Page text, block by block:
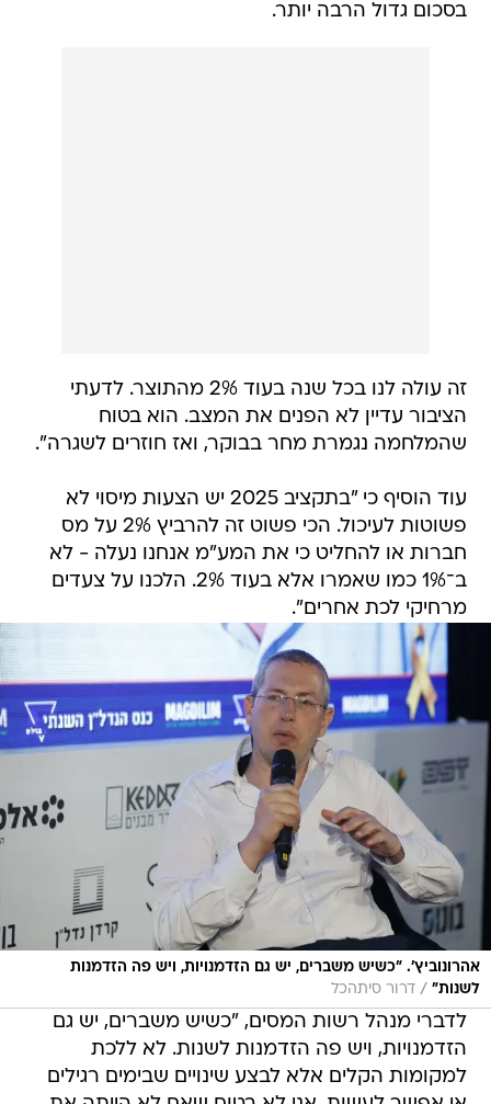
בסכום גדול הרבה יותר.
זה עולה לנו בכל שנה בעוד 2% מהתוצר. לדעתי
הציבור עדיין לא הפנים את המצב. הוא בטוח
שהמלחמה נגמרת מחר בבוקר, ואז חוזרים לשגרה".
עוד הוסיף כי "בתקציב 2025 יש הצעות מיסוי לא
פשוטות לעיכול. הכי פשוט זה להרביץ 2% על מס
חברות או להחליט כי את המע"מ אנחנו נעלה - לא
ב־1% כמו שאמרו אלא בעוד 2%. הלכנו על צעדים
מרחיקי לכת אחרים".
אהרונוביץ'. "כשיש משברים, יש גם הזדמנויות, ויש פה הזדמנות
לשנות" / דרור סיתהכל
לדברי מנהל רשות המסים, "כשיש משברים, יש גם
הזדמנויות, ויש פה הזדמנות לשנות. לא ללכת
למקומות הקלים אלא לבצע שינויים שבימים רגילים